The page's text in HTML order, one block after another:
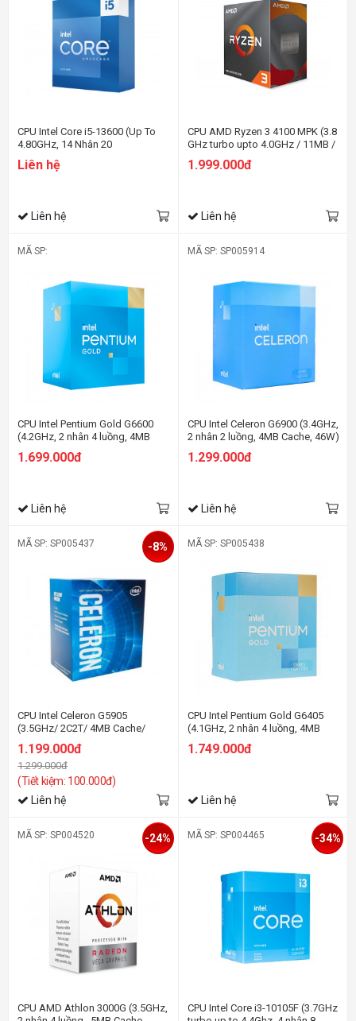
CPU Intel Core i5-13600 (Up To
4.80GHz, 14 Nhân 20
Luồng,24MB Cache, Raptor
Lake)
Liên hệ
Liên hệ
CPU AMD Ryzen 3 4100 MPK (3.8
GHz turbo upto 4.0GHz / 11MB /
4 Cores, 8 Threads / 65W /
Socket AM4)
1.999.000đ
Liên hệ
MÃ SP:
CPU Intel Pentium Gold G6600
(4.2GHz, 2 nhân 4 luồng, 4MB
1200)
1.699.000đ
Liên hệ
MÃ SP: SP005914
CPU Intel Celeron G6900 (3.4GHz,
2 nhân 2 luồng, 4MB Cache, 46W)
1.299.000đ
Liên hệ
MÃ SP: SP005437
CPU Intel Celeron G5905
(3.5GHz/ 2C2T/ 4MB Cache/
Socket 1200)
1.199.000đ
1.299.000đ
(Tiết kiệm: 100.000đ)
-8%
Liên hệ
MÃ SP: SP005438
CPU Intel Pentium Gold G6405
(4.1GHz, 2 nhân 4 luồng, 4MB
Cache, 58W) - Socket Intel LGA
1200)
1.749.000đ
Liên hệ
MÃ SP: SP004520
CPU AMD Athlon 3000G (3.5GHz,
-24% MÃ SP: SP004465
CPU Intel Core i3-10105F (3.7GHz
-34%